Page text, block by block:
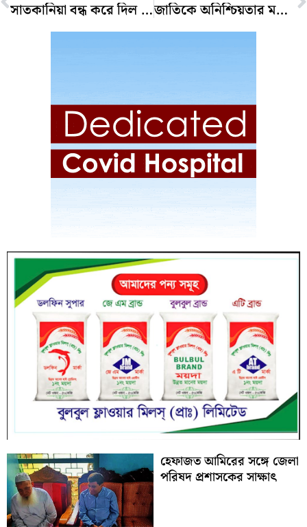
সাতকানিয়া বন্ধ করে দিল তিন অবৈধ ইটভাটা জাতিকে অনিশ্চিয়তার মধ্যে না রেখে দ্রুত নির্বাচন দিন: ফখরুল
হেফাজত আমিরের সঙ্গে জেলা
পরিষদ প্রশাসকের সাক্ষাৎ